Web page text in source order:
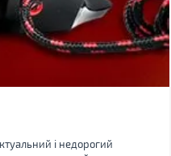
і недорогий